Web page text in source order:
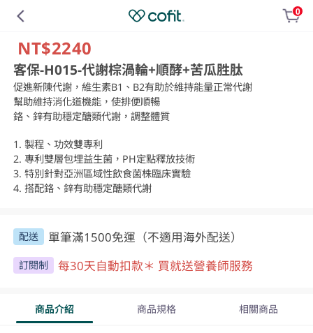
0
NT$2240
客保-H015-代謝棕渦輪+順酵+苦瓜胜肽
促進新陳代謝，維生素B1、B2有助於維持能量正常代謝
幫助維持消化道機能，使排便順暢
鉻、鋅有助穩定醣類代謝，調整體質
1. 製程、功效雙專利
2. 專利雙層包埋益生菌，PH定點釋放技術
3. 特別針對亞洲區域性飲食菌株臨床實驗
4. 搭配鉻、鋅有助穩定醣類代謝
配送 單筆滿1500免運（不適用海外配送）
訂閱制 每30天自動扣款＊ 買就送營養師服務
商品介紹 商品規格 相關商品